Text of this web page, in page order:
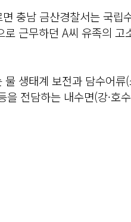
충남 금산경찰서는 국립
로 근무하던 A씨 유족의
물 생태계 보전과 담수어류
을 전담하는 내수면(강·호